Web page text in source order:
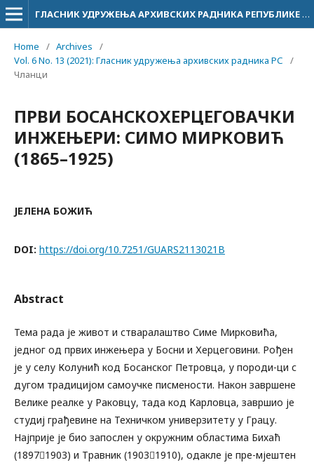
ГЛАСНИК УДРУЖЕЊА АРХИВСКИХ РАДНИКА РЕПУБЛИКЕ СРПСКЕ
Home / Archives
/
Vol. 6 No. 13 (2021): Гласник удружења архивских радника РС
/
Чланци
ПРВИ БОСАНСКОХЕРЦЕГОВАЧКИ
ИНЖЕЊЕРИ: СИМО МИРКОВИЋ
(1865–1925)
ЈЕЛЕНА БОЖИЋ
DOI: https://doi.org/10.7251/GUARS2113021B
Abstract
Тема рада је живот и стваралаштво Симе Мирковића,
једног од првих инжењера у Босни и Херцеговини. Рођен
је у селу Колунић код Босанског Петровца, у породи-ци с
дугом традицијом самоучке писмености. Након завршене
Велике реалке у Раковцу, тада код Карловца, завршио је
студиј грађевине на Техничком универзитету у Грацу.
Најприје је био запослен у окружним областима Бихаћ
(18971903) и Травник (19031910), одакле је пре-мјештен